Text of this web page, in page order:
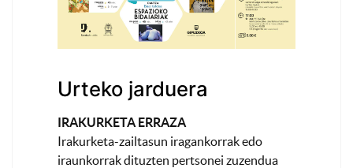
Urteko jarduera
IRAKURKETA ERRAZA
Irakurketa-zailtasun iragankorrak edo
iraunkorrak dituzten pertsonei zuzendua